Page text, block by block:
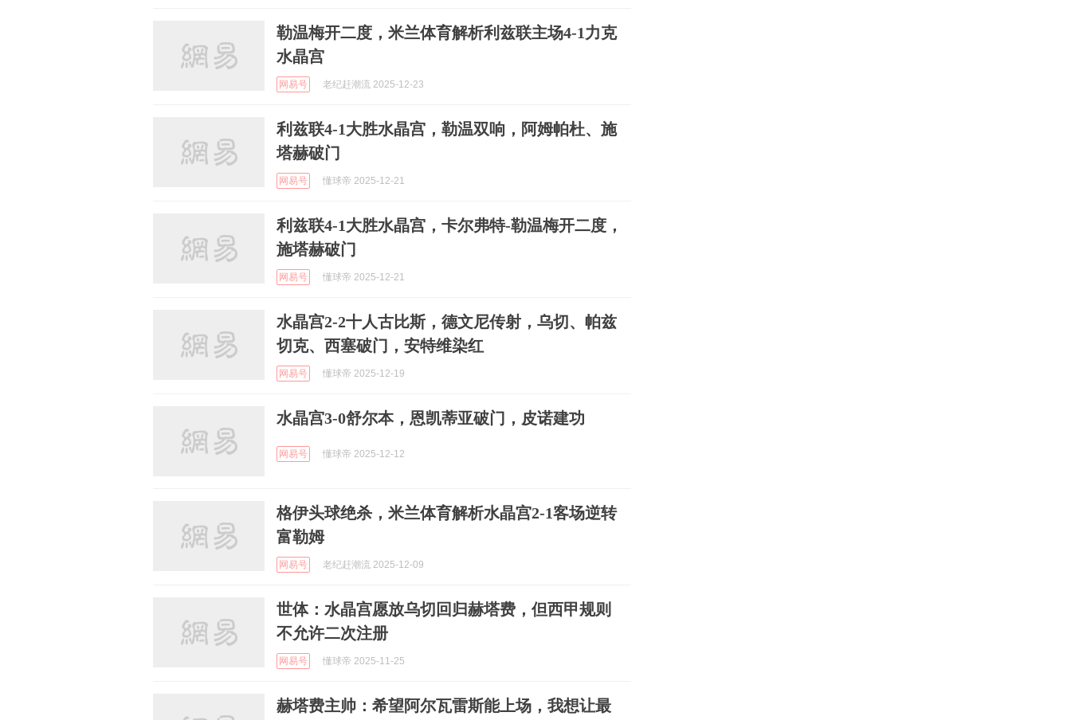
勒温梅开二度，米兰体育解析利兹联主场4-1力克
水晶宫
网易号 老纪赶潮流 2025-12-23
利兹联4-1大胜水晶宫，勒温双响，阿姆帕杜、施
塔赫破门
网易号 懂球帝 2025-12-21
利兹联4-1大胜水晶宫，卡尔弗特-勒温梅开二度，
施塔赫破门
网易号 懂球帝 2025-12-21
水晶宫2-2十人古比斯，德文尼传射，乌切、帕兹
切克、西塞破门，安特维染红
网易号 懂球帝 2025-12-19
水晶宫3-0舒尔本，恩凯蒂亚破门，皮诺建功
网易号 懂球帝 2025-12-12
格伊头球绝杀，米兰体育解析水晶宫2-1客场逆转
富勒姆
网易号 老纪赶潮流 2025-12-09
世体：水晶宫愿放乌切回归赫塔费，但西甲规则
不允许二次注册
网易号 懂球帝 2025-11-25
赫塔费主帅：希望阿尔瓦雷斯能上场，我想让最